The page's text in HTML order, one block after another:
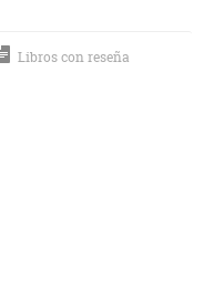
Libros con reseña